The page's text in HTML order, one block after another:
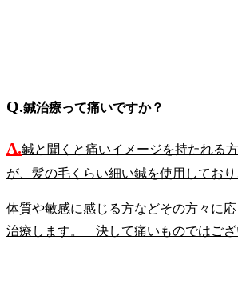
Q.鍼治療って痛いですか？
A.鍼と聞くと痛いイメージを持たれる
が、髪の毛くらい細い鍼を使用しており
体質や敏感に感じる方などその方々に
治療します。 決して痛いものではござ